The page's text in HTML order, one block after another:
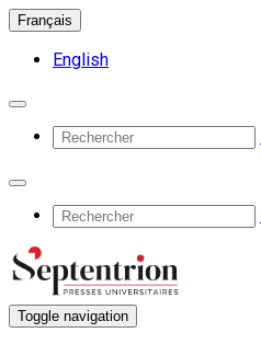
Français
English
Toggle navigation